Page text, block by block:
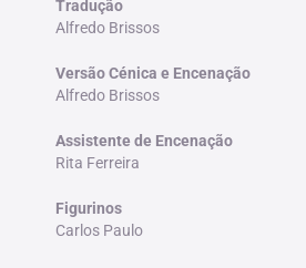
Tradução
Alfredo Brissos
Versão Cénica e Encenação
Alfredo Brissos
Assistente de Encenação
Rita Ferreira
Figurinos
Carlos Paulo